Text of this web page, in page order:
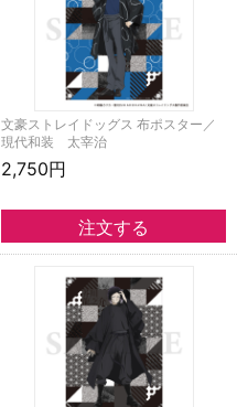
文豪ストレイドッグス 布ポスター／
現代和装 太宰治
2,750円